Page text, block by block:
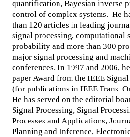
quantification, Bayesian inverse
control of complex systems. He
than 120 articles in leading
signal processing, computational
probability and more than 300
major signal processing and
conferences. In 1997 and 2006,
paper Award from the IEEE
(for publications in IEEE Trans.
He has served on the editorial
Signal Processing, Signal
Processes and Applications,
Planning and Inference,